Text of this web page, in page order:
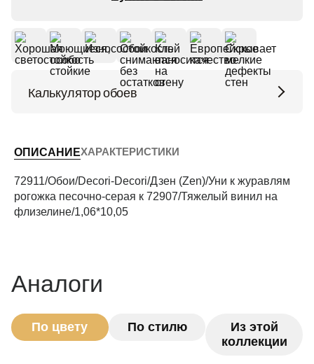
Калькулятор обоев
Периметр комнаты (м)
ОПИСАНИЕХАРАКТЕРИСТИКИ
72911/Обои/Decori-Decori/Дзен (Zen)/Уни к журавлям
рогожка песочно-серая к 72907/Тяжелый винил на
флизелине/1,06*10,05
Аналоги
По цвету По стилю
Из этой
коллекции